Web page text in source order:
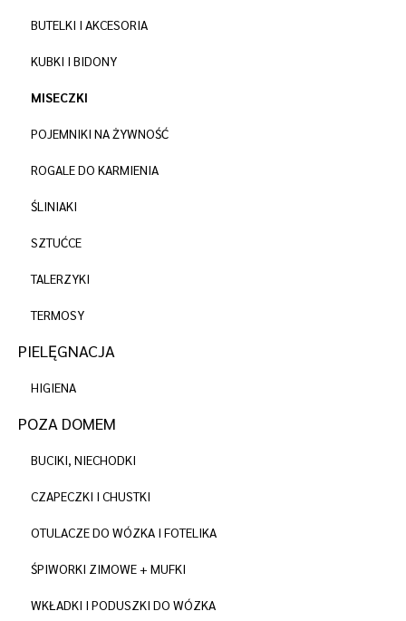
BUTELKI I AKCESORIA
KUBKI I BIDONY
MISECZKI
POJEMNIKI NA ŻYWNOŚĆ
ROGALE DO KARMIENIA
ŚLINIAKI
SZTUĆCE
TALERZYKI
TERMOSY
PIELĘGNACJA
HIGIENA
POZA DOMEM
BUCIKI, NIECHODKI
CZAPECZKI I CHUSTKI
OTULACZE DO WÓZKA I FOTELIKA
ŚPIWORKI ZIMOWE + MUFKI
WKŁADKI I PODUSZKI DO WÓZKA